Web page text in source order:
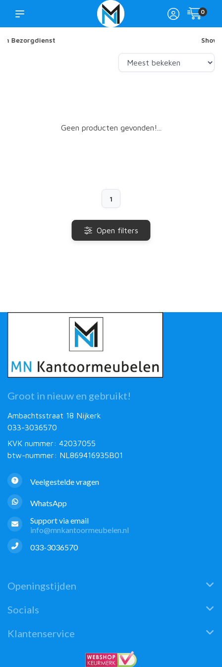
0
Geen producten gevonden!...
1
Open filters
Groot in nieuw en gebruikt!
Ambachtsstraat 18 Nijkerk
033-3036570
KVK nummer: 42037055
btw-nummer: NL869416935B01
Veelgestelde vragen
WhatsApp
Support via email
info@mnkantoormeubelen.nl
033-3036570
Openingstijden
Socials
Klantenservice